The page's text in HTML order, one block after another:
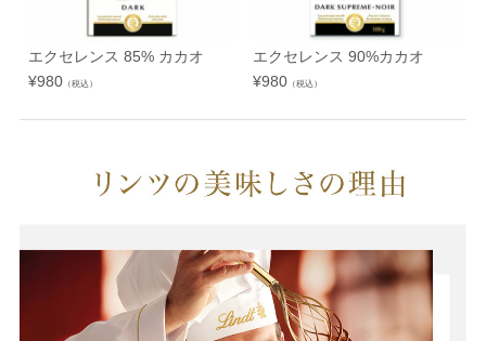
エクセレンス 85% カカオ
¥980（税込）
エクセレンス 90%カカオ
¥980（税込）